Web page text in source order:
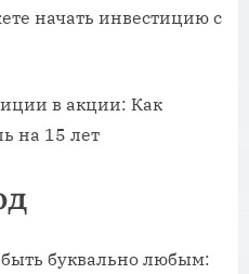
начать инвестицию с
буквально любым: